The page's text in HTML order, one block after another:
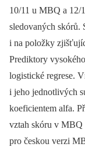
10/11 u MBQ a 12/
sledovaných skórů.
i na položky
Prediktory
logistické regrese.
i jeho jednotlivých
koeficientem alfa.
vztah skóru v MBQ
pro českou verzi